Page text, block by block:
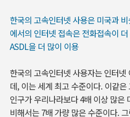
한국의 고속인터넷 사용은 미국과
에서의 인터넷 접속은 전화접속이
ASDL을 더 많이 이용
한국의 고속인터넷 사용자는 인터넷
데, 이는 세계 최고 수준이다. 이같
인구가 우리나라보다 4배 이상 많은
비해서는 7배 가량 많은 수준이다.